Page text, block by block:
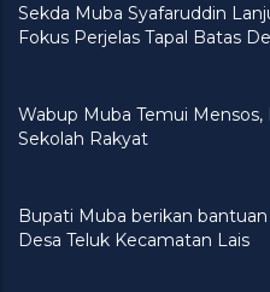
Sekda Muba Syafaruddin
Fokus Perjelas Tapal Batas
Wabup Muba Temui
Sekolah Rakyat
Bupati Muba berikan
Desa Teluk Kecamatan Lais